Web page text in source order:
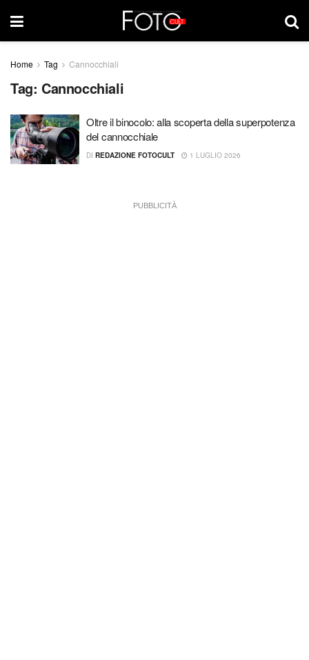
Home Tag Cannocchiali
Tag: Cannocchiali
Oltre il binocolo: alla scoperta della superpotenza
del cannocchiale
DI REDAZIONE FOTOCULT 1 LUGLIO 2026
PUBBLICITÀ